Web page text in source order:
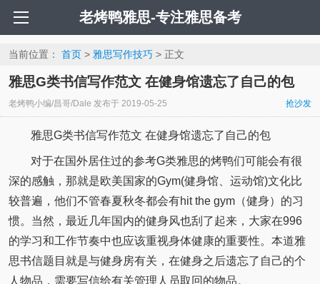
老烤鸭雅思-专注雅思备考
当前位置： 首页> 雅思写作技巧> 正文
雅思G类书信写作范文 在健身馆遗忘了自己的包
老烤鸭小编/昌哥/Dale 发布于 2019-05-25 抢沙发
雅思G类书信写作范文 在健身馆遗忘了自己的包
对于在国外居住过的参考G类雅思的烤鸭们可能会有很
深的感触，那就是欧美国家的Gym(健身馆、运动馆)文化比
较普遍，他们不管春夏秋冬都会有hit the gym（健身）的习
惯。当然，最近几年国内的健身风也刮了起来，大家在996
的学习和工作节奏中也应该重视身体健康的重要性。本道雅
思书信题目就是与健身房有关，在健身之后遗忘了自己的个
人物品，需要写信给有关管理人员取回的物品。